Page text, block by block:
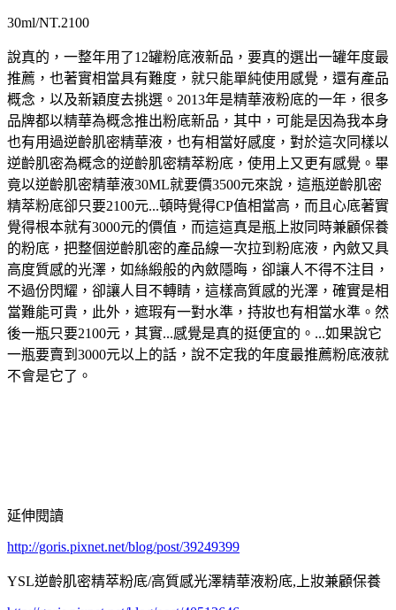
30ml/NT.2100
說真的，一整年用了12罐粉底液新品，要真的選出一罐年度最
推薦，也著實相當具有難度，就只能單純使用感覺，還有產品
概念，以及新穎度去挑選。2013年是精華液粉底的一年，很多
品牌都以精華為概念推出粉底新品，其中，可能是因為我本身
也有用過逆齡肌密精華液，也有相當好感度，對於這次同樣以
逆齡肌密為概念的逆齡肌密精萃粉底，使用上又更有感覺。畢
竟以逆齡肌密精華液30ML就要價3500元來說，這瓶逆齡肌密
精萃粉底卻只要2100元...頓時覺得CP值相當高，而且心底著實
覺得根本就有3000元的價值，而這這真是瓶上妝同時兼顧保養
的粉底，把整個逆齡肌密的產品線一次拉到粉底液，內斂又具
高度質感的光澤，如絲緞般的內斂隱晦，卻讓人不得不注目，
不過份閃耀，卻讓人目不轉睛，這樣高質感的光澤，確實是相
當難能可貴，此外，遮瑕有一對水準，持妝也有相當水準。然
後一瓶只要2100元，其實...感覺是真的挺便宜的。...如果說它
一瓶要賣到3000元以上的話，說不定我的年度最推薦粉底液就
不會是它了。
延伸閱讀
http://goris.pixnet.net/blog/post/39249399
YSL逆齡肌密精萃粉底/高質感光澤精華液粉底,上妝兼顧保養